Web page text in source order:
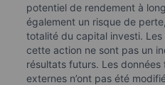
potentiel de rendement à
également un risque de
totalité du capital investi.
cette action ne sont pas un
résultats futurs. Les
externes n’ont pas été